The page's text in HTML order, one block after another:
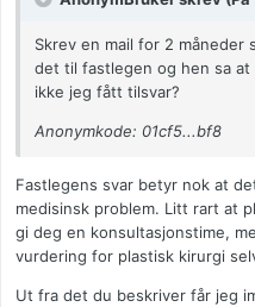
Skrev en mail for 2 måneder
det til fastlegen og hen sa
ikke jeg fått tilsvar?
Anonymkode: 01cf5...bf8
Fastlegens svar betyr nok at
medisinsk problem. Litt rart at
gi deg en konsultasjonstime,
vurdering for plastisk kirurgi
Ut fra det du beskriver får jeg